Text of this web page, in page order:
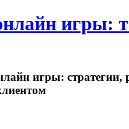
игры:
игры: стратегии,